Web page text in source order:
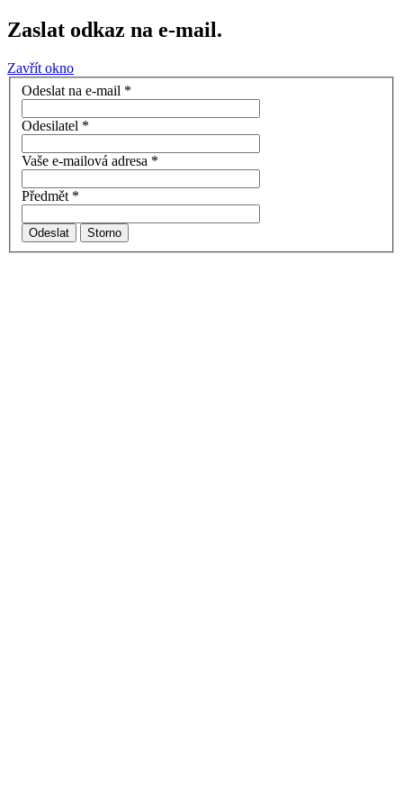
Zaslat odkaz na e-mail.
Zavřít okno
Odeslat na e-mail *
Odesilatel *
Vaše e-mailová adresa *
Předmět*
Odeslat Storno